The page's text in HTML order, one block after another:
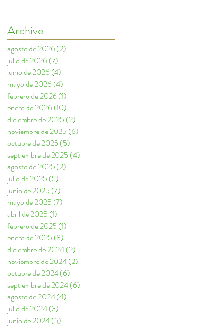
Archivo
agosto de 2026(2)
julio de 2026(7)
junio de 2026(4)
mayo de 2026(4)
febrero de 2026(1)
enero de 2026(10)
diciembre de 2025 (2)
noviembre de 2025 (6)
octubre de 2025 (5)
septiembre de 2025 (4)
agosto de 2025 (2)
julio de 2025 (5)
junio de 2025 (7)
mayo de 2025 (7)
abril de 2025 (1)
febrero de 2025 (1)
enero de 2025 (8)
diciembre de 2024(2)
noviembre de 2024(2)
octubre de 2024(6)
septiembre de 2024(6)
agosto de 2024(4)
julio de 2024(3)
junio de 2024(6)